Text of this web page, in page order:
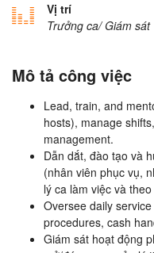
Vị trí
Trưởng ca/ Giám sát
Mô tả công việc
Lead, train, and
hosts), manage
management.
Dẫn dắt, đào tạo và
(nhân viên phục vụ,
lý ca làm việc và
Oversee daily
procedures, cash
Giám sát hoạt động